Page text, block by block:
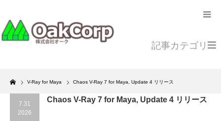
Home
V-Ray for Maya Chaos V-Ray 7 for Maya, Update 4 リリース
記事カテゴリ
7.31
2026
Chaos V-Ray 7 for Maya, Update 4 リリース